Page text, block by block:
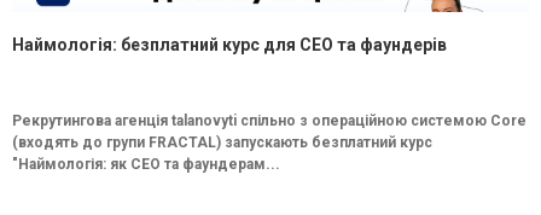
Наймологія: безплатний курс для CEO та фаундерів
Рекрутингова агенція talanovyti спільно з операційною системою Core
(входять до групи FRACTAL) запускають безплатний курс
"Наймологія: як СEO та фаундерам...